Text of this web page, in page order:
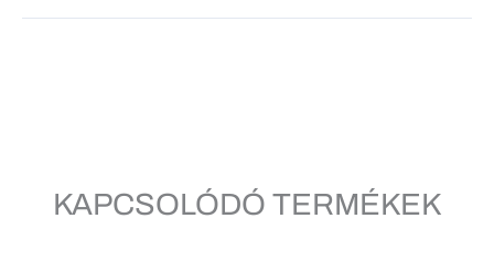
textíliával (ne áztasd be).
KAPCSOLÓDÓ TERMÉKEK